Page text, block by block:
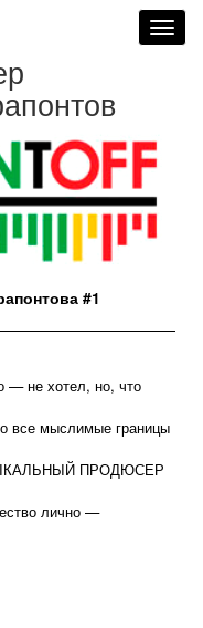
#1
— не хотел, но, что
все мыслимые границы
ПРОДЮСЕР
лично —